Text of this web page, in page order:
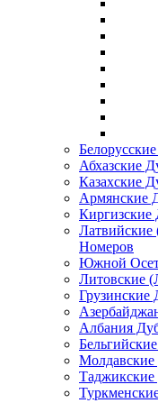
Абхазские
Казахские
Армянские
Номеров
Южной
Литовские
Грузинские
Албания